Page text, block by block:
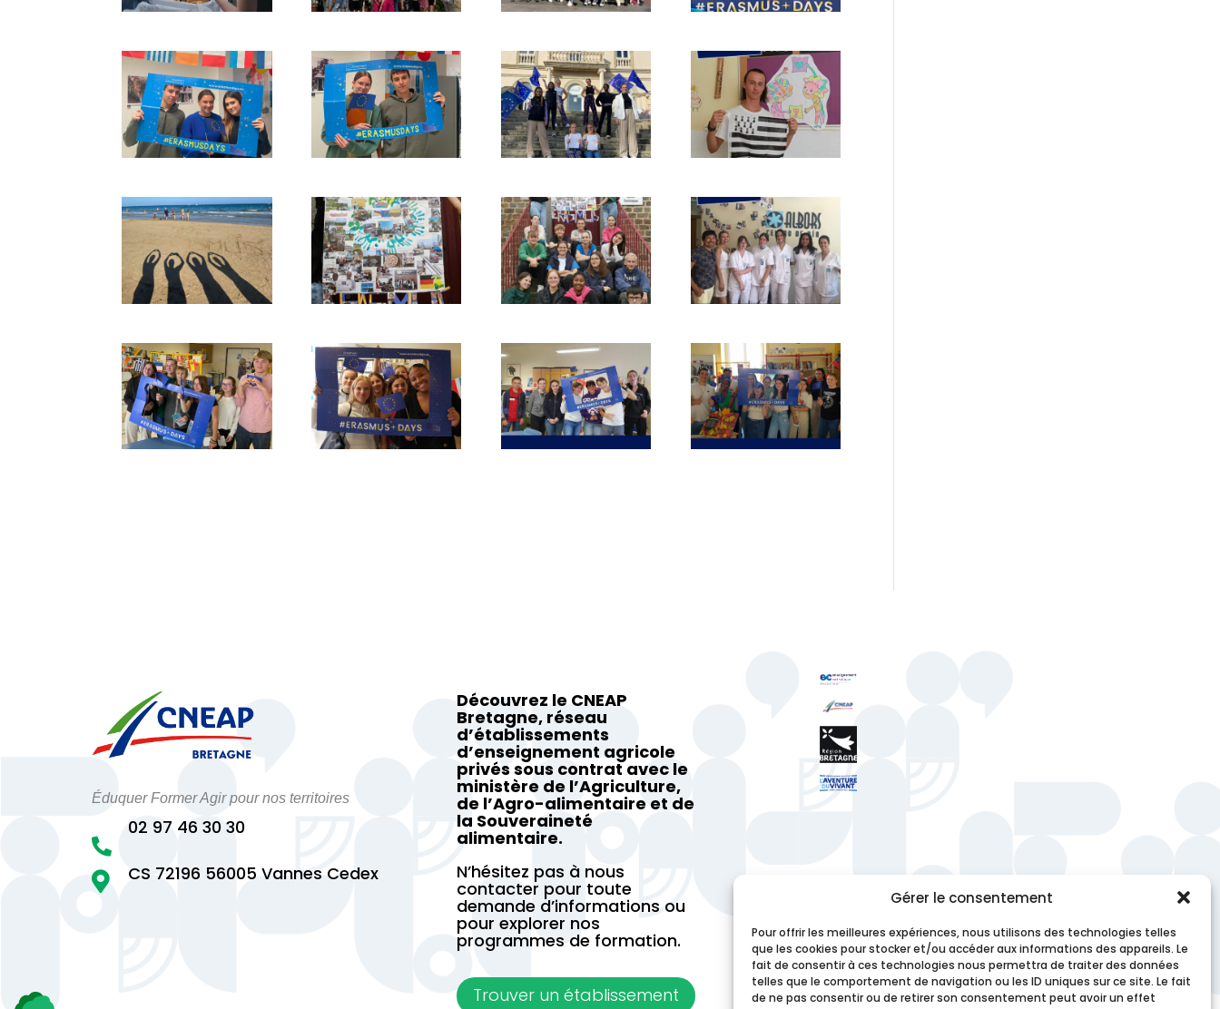
Gérer le consentement
Pour offrir les meilleures expériences, nous utilisons des technologies telles
que les cookies pour stocker et/ou accéder aux informations des appareils. Le
fait de consentir à ces technologies nous permettra de traiter des données
telles que le comportement de navigation ou les ID uniques sur ce site. Le fait
de ne pas consentir ou de retirer son consentement peut avoir un effet
Éduquer Former Agir pour nos territoires

 CS 72196 56005 Vannes Cedex
02 97 46 30 30
Découvrez le CNEAP
Bretagne, réseau
d’établissements
d’enseignement agricole
privés sous contrat avec le
ministère de l’Agriculture,
de l’Agro-alimentaire et de
la Souveraineté
alimentaire.
N’hésitez pas à nous
contacter pour toute
demande d’informations ou
pour explorer nos
programmes de formation.
Trouver un établissement